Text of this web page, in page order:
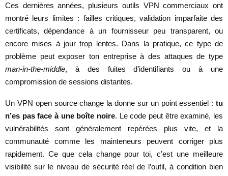
Ces dernières années, plusieurs outils VPN commerciaux ont
montré leurs limites : failles critiques, validation imparfaite des
certificats, dépendance à un fournisseur peu transparent, ou
encore mises à jour trop lentes. Dans la pratique, ce type de
problème peut exposer ton entreprise à des attaques de type
man-in-the-middle, à des fuites d’identifiants ou à une
compromission de sessions distantes.
Un VPN open source change la donne sur un point essentiel : tu
n’es pas face à une boîte noire. Le code peut être examiné, les
vulnérabilités sont généralement repérées plus vite, et la
communauté comme les mainteneurs peuvent corriger plus
rapidement. Ce que cela change pour toi, c’est une meilleure
visibilité sur le niveau de sécurité réel de l’outil, à condition bien